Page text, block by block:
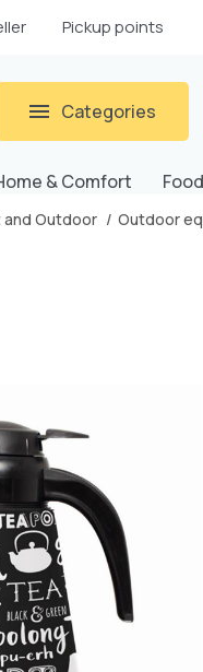
Pickup points
Categories
& Comfort
and Outdoor Outdoor